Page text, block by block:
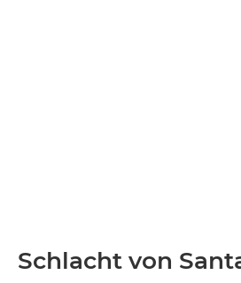
Schlacht von